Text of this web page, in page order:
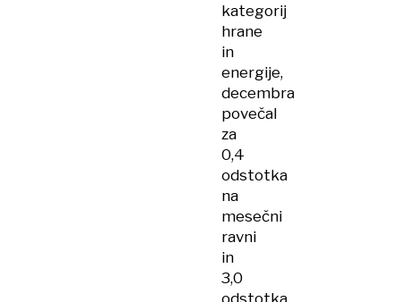
kategorij
hrane
in
energije,
decembra
povečal
za
0,4
odstotka
na
mesečni
ravni
in
3,0
odstotka